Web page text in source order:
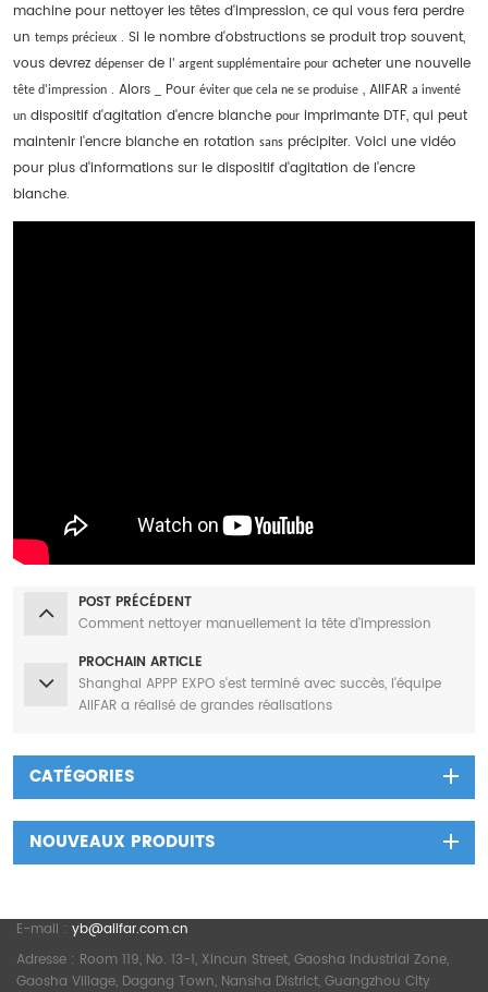
machine pour nettoyer les têtes d'impression, ce qui vous fera perdre
un temps précieux . Si le nombre d'obstructions se produit trop souvent,
vous devrez dépenser de l' argent supplémentaire pour acheter une nouvelle
tête d'impression . Alors Pour éviter que cela ne se produise , AIIFAR a inventé
un dispositif d'agitation d'encre blanche pour imprimante DTF, qui peut
maintenir l'encre blanche en rotation sans précipiter. Voici une vidéo
pour plus d'informations sur le dispositif d'agitation de l'encre
blanche.
POST PRÉCÉDENT
Comment nettoyer manuellement la tête d'impression
PROCHAIN ARTICLE
Shanghai APPP EXPO s'est terminé avec succès, l'équipe
AIIFAR a réalisé de grandes réalisations
CATÉGORIES
NOUVEAUX PRODUITS
E-mail : yb@aiifar.com.cn
Adresse : Room 119, No. 13-1, Xincun Street, Gaosha Industrial Zone,
Gaosha Village, Dagang Town, Nansha District, Guangzhou City